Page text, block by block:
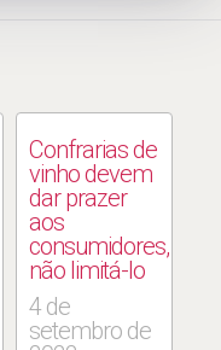
Confrarias de
vinho devem
dar prazer
aos
consumidores,
não limitá-lo
4 de
setembro de